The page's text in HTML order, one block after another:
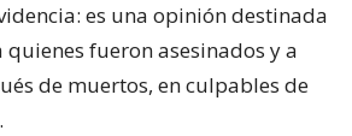
es una opinión destinada
fueron asesinados y a
de muertos, en culpables de